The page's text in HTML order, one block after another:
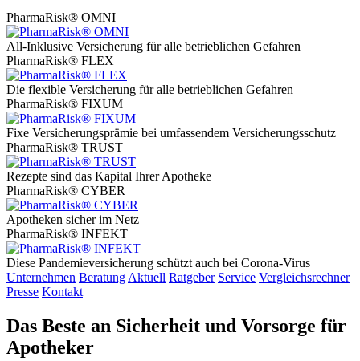
PharmaRisk® OMNI
All-Inklusive Versicherung für alle betrieblichen Gefahren
PharmaRisk® FLEX
Die flexible Versicherung für alle betrieblichen Gefahren
PharmaRisk® FIXUM
Fixe Versicherungsprämie bei umfassendem Versicherungsschutz
PharmaRisk® TRUST
Rezepte sind das Kapital Ihrer Apotheke
PharmaRisk® CYBER
Apotheken sicher im Netz
PharmaRisk® INFEKT
Diese Pandemieversicherung schützt auch bei Corona-Virus
Unternehmen BeratungAktuell Ratgeber Service Vergleichsrechner
Presse Kontakt
Das Beste an Sicherheit und Vorsorge für
Apotheker